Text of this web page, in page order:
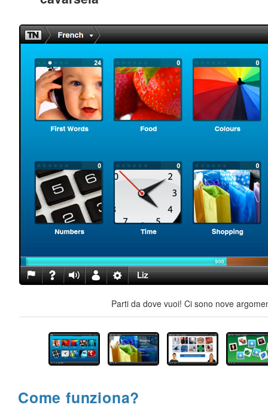
Parti da dove vuoi! Ci sono nove
Come funziona?